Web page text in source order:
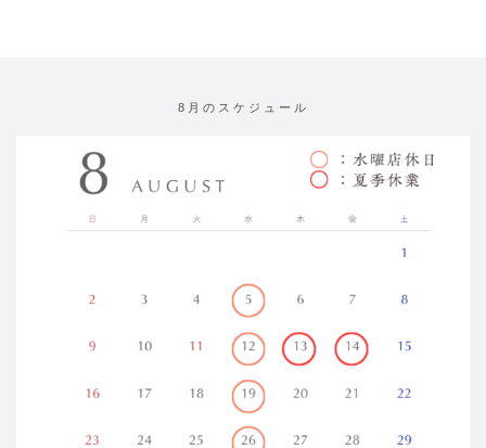
8月のスケジュール